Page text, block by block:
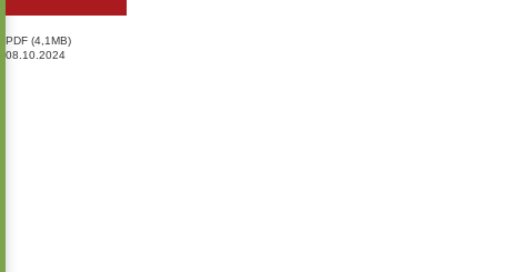
PDF 4,1MB
08.10.2024